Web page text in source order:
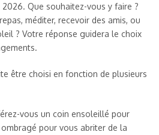
Que souhaitez-vous y faire ?
méditer, recevoir des amis, ou
? Votre réponse guidera le choix
être choisi en fonction de plusieurs
vous un coin ensoleillé pour
pour vous abriter de la